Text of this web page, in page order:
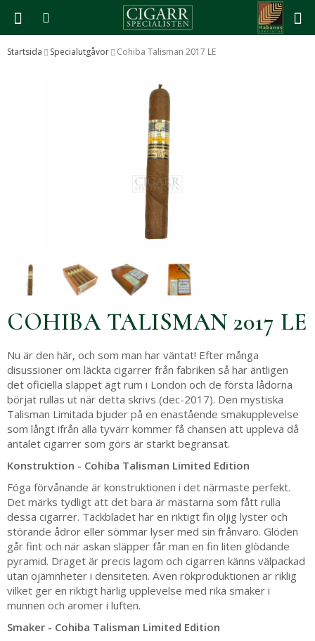
Startsida Specialutgåvor Cohiba Talisman 2017 LE
COHIBA TALISMAN 2017 LE
Nu är den här, och som man har väntat! Efter många
disussioner om läckta cigarrer från fabriken så har äntligen
det oficiella släppet ägt rum i London och de första lådorna
börjat rullas ut när detta skrivs (dec-2017). Den mystiska
Talisman Limitada bjuder på en enastående smakupplevelse
som långt ifrån alla tyvärr kommer få chansen att uppleva då
antalet cigarrer som görs är starkt begränsat.
Konstruktion - Cohiba Talisman Limited Edition
Föga förvånande är konstruktionen i det närmaste perfekt.
Det märks tydligt att det bara är mästarna som fått rulla
dessa cigarrer. Täckbladet har en riktigt fin oljig lyster och
störande ådror eller sömmar lyser med sin frånvaro. Glöden
går fint och när askan släpper får man en fin liten glödande
pyramid. Draget är precis lagom och cigarren känns välpackad
utan ojämnheter i densiteten. Även rökproduktionen är riklig
vilket ger en riktigt härlig upplevelse med rika smaker i
munnen och aromer i luften.
Smaker - Cohiba Talisman Limited Edition